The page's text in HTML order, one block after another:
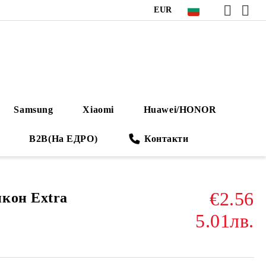
EUR
Samsung Xiaomi Huawei/HONOR
B2B(На ЕДРО) Контакти
Extra
€2.56
5.01лв.